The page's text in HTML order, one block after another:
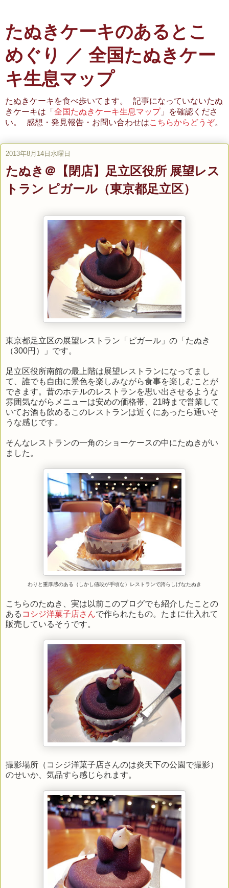
たぬきケーキのあるとこ
めぐり ／ 全国たぬきケー
キ生息マップ
たぬきケーキを食べ歩いてます。 記事になっていないたぬ
きケーキは「 全国たぬきケーキ生息マップ」を確認くださ
い。 感想・発見報告・お問い合わせはこちらからどうぞ。
2013年8月14日水曜日
たぬき＠【閉店】足立区役所 展望レス
トラン ピガール（東京都足立区）
東京都足立区の展望レストラン「ピガール」の「たぬき
（300円）」です。
足立区役所南館の最上階は展望レストランになってまし
て、誰でも自由に景色を楽しみながら食事を楽しむことが
できます。昔のホテルのレストランを思い出させるような
雰囲気ながらメニューは安めの価格帯、21時まで営業して
いてお酒も飲めるこのレストランは近くにあったら通いそ
うな感じです。
そんなレストランの一角のショーケースの中にたぬきがい
ました。
わりと重厚感のある（しかし値段が手頃な）レストランで誇らしげなたぬき
こちらのたぬき、実は以前このブログでも紹介したことの
ある コシジ洋菓子店さんで作られたもの。たまに仕入れて
販売しているそうです。
撮影場所（コシジ洋菓子店さんのは炎天下の公園で撮影）
のせいか、気品すら感じられます。